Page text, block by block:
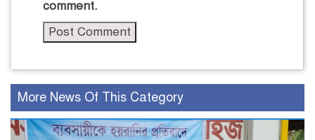
comment.
More News Of This Category